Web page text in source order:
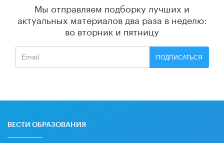
Мы отправляем подборку лучших и
актуальных материалов два раза в неделю:
во вторник и пятницу
ПОДПИСАТЬСЯ
ВЕСТИ ОБРАЗОВАНИЯ